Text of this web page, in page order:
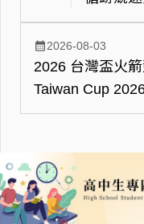
calendar_month2026-08-03
2026 台灣盃火
Taiwan Cup